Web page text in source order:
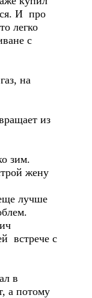
И про
легко
с
на
из
зим.
жену
лучше
встрече с
в
а потому